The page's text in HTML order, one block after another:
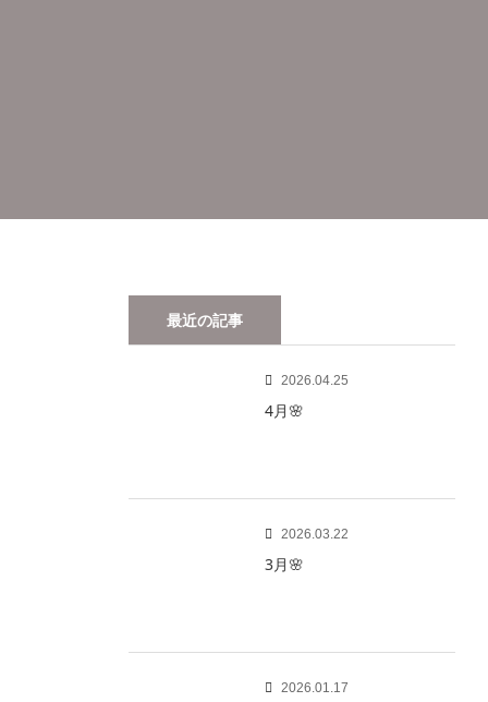
最近の記事
2026.04.25
4月🌸
2026.03.22
3月🌸
2026.01.17